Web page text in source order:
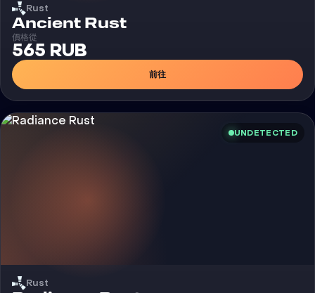
Rust
Ancient Rust外挂
價格從
565 RUB
前往
UNDETECTED
Rust